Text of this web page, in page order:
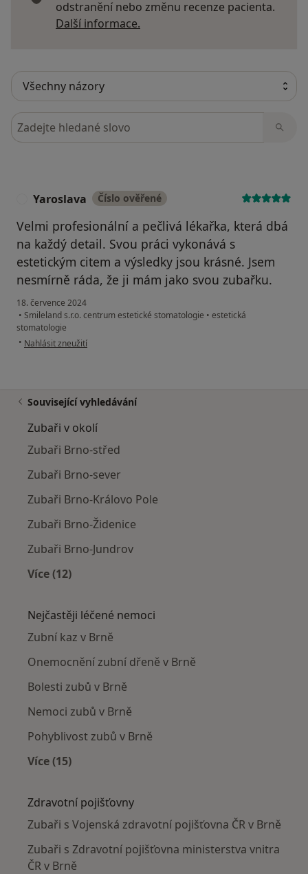
odstranění nebo změnu recenze pacienta.
Další informace.
Hledejte v názorech
Yaroslava Číslo ověřené
Velmi profesionální a pečlivá lékařka, která dbá
na každý detail. Svou práci vykonává s
estetickým citem a výsledky jsou krásné. Jsem
nesmírně ráda, že ji mám jako svou zubařku.
18. července 2024
• Smileland s.r.o. centrum estetické stomatologie • estetická
stomatologie
• podle názoru uživatele Yaroslava
Nahlásit zneužití
Související vyhledávání
Zubaři v okolí
Zubaři Brno-střed
Zubaři Brno-sever
Zubaři Brno-Královo Pole
Zubaři Brno-Židenice
Zubaři Brno-Jundrov
Více (12)
Nejčastěji léčené nemoci
Zubní kaz v Brně
Onemocnění zubní dřeně v Brně
Bolesti zubů v Brně
Nemoci zubů v Brně
Pohyblivost zubů v Brně
Více (15)
Zdravotní pojišťovny
Zubaři s Vojenská zdravotní pojišťovna ČR v Brně
Zubaři s Zdravotní pojišťovna ministerstva vnitra
ČR v Brně